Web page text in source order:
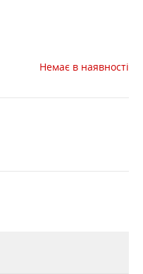
Немає в наявності